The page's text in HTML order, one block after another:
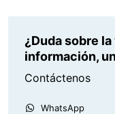
¿Duda sobre
información,
Contáctenos
WhatsApp